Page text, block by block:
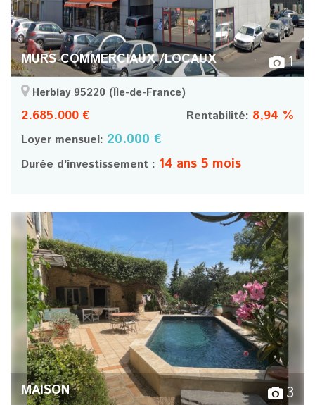
MURS COMMERCIAUX /LOCAUX 1
Herblay 95220 (Île-de-France)
2.685.000 € Rentabilité: 8,94 %
Loyer mensuel: 20.000 €
Durée d’investissement : 14 ans 5 mois
MAISON 3